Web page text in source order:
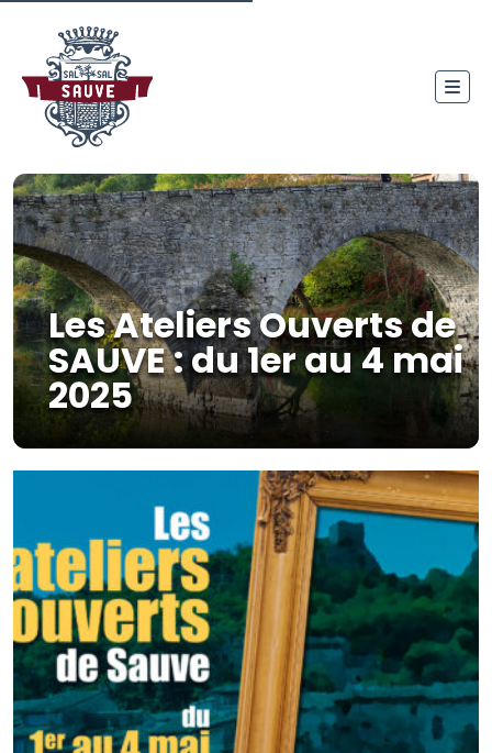
Les Ateliers Ouverts de
SAUVE : du 1er au 4 mai
2025